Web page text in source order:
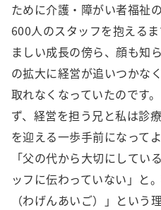
ために介護・障がい者福祉
600人のスタッフを抱える
ましい成長の傍ら、顔も知
の拡大に経営が追いつかな
取れなくなっていたのです
ず、経営を担う兄と私は診
を迎える一歩手前になって
「父の代から大切にしてい
ッフに伝わっていない」と
（わげんあいご）」という